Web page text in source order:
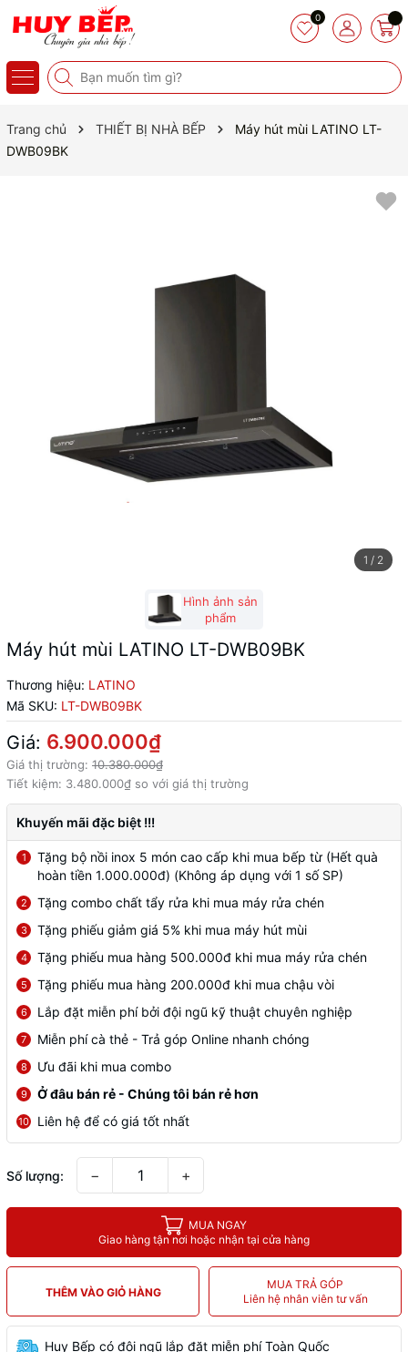
0
Trang chủ THIẾT BỊ NHÀ BẾP
Máy hút mùi LATINO LT-
DWB09BK
1 / 2
Hình ảnh sản
phẩm
Máy hút mùi LATINO LT-DWB09BK
Thương hiệu: LATINO
Mã SKU: LT-DWB09BK
Giá: 6.900.000₫
Giá thị trường: 10.380.000₫
Tiết kiệm: 3.480.000₫ so với giá thị trường
Khuyến mãi đặc biệt !!!
1
Tặng bộ nồi inox 5 món cao cấp khi mua bếp từ (Hết quà
hoàn tiền 1.000.000đ) (Không áp dụng với 1 số SP)
2 Tặng combo chất tẩy rửa khi mua máy rửa chén
3 Tặng phiếu giảm giá 5% khi mua máy hút mùi
4 Tặng phiếu mua hàng 500.000đ khi mua máy rửa chén
5 Tặng phiếu mua hàng 200.000đ khi mua chậu vòi
6 Lắp đặt miễn phí bởi đội ngũ kỹ thuật chuyên nghiệp
7 Miễn phí cà thẻ - Trả góp Online nhanh chóng
8 Ưu đãi khi mua combo
9 Ở đâu bán rẻ - Chúng tôi bán rẻ hơn
10 Liên hệ để có giá tốt nhất
Số lượng: − +
MUA NGAY
Giao hàng tận nơi hoặc nhận tại cửa hàng
THÊM VÀO GIỎ HÀNG
MUA TRẢ GÓP
Liên hệ nhân viên tư vấn
Huy Bếp có đội ngũ lắp đặt miễn phí Toàn Quốc